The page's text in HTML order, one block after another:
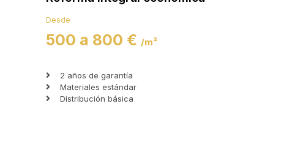
Desde
500 a 800 € /m²
2 años de garantía
Materiales estándar
Distribución básica